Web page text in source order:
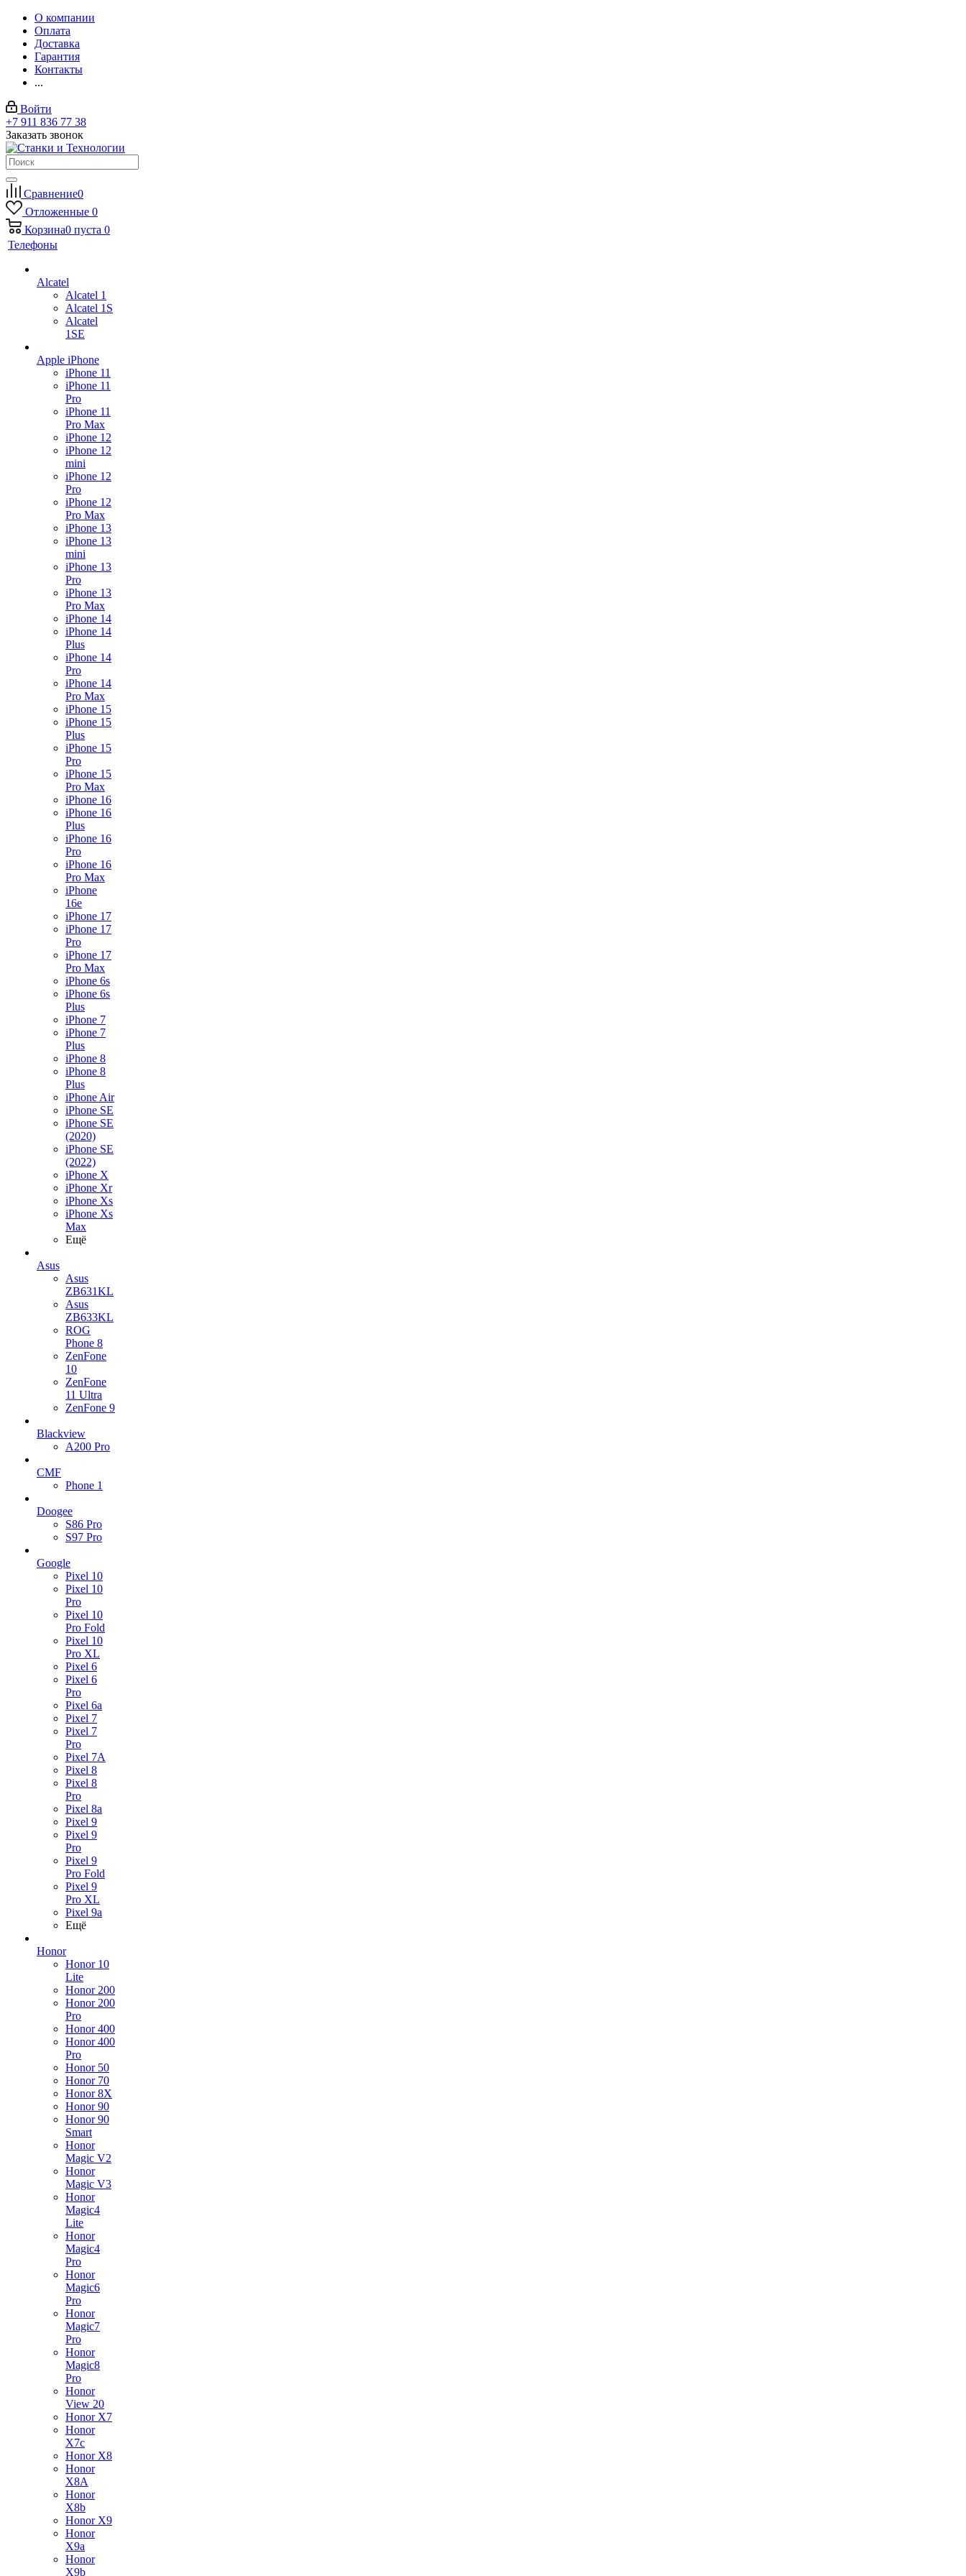
О компании
Оплата
Доставка
Гарантия
Контакты
...
Войти
+7 911 836 77 38
Заказать звонок
Сравнение0
Отложенные 0
Корзина0 пуста 0
Телефоны
Alcatel
Alcatel 1
Alcatel 1S
Alcatel
1SE
Apple iPhone
iPhone 11
iPhone 11
Pro
iPhone 11
Pro Max
iPhone 12
iPhone 12
mini
iPhone 12
Pro
iPhone 12
Pro Max
iPhone 13
iPhone 13
mini
iPhone 13
Pro
iPhone 13
Pro Max
iPhone 14
iPhone 14
Plus
iPhone 14
Pro
iPhone 14
Pro Max
iPhone 15
iPhone 15
Plus
iPhone 15
Pro
iPhone 15
Pro Max
iPhone 16
iPhone 16
Plus
iPhone 16
Pro
iPhone 16
Pro Max
iPhone
16e
iPhone 17
iPhone 17
Pro
iPhone 17
Pro Max
iPhone 6s
iPhone 6s
Plus
iPhone 7
iPhone 7
Plus
iPhone 8
iPhone 8
Plus
iPhone Air
iPhone SE
iPhone SE
(2020)
iPhone SE
(2022)
iPhone X
iPhone Xr
iPhone Xs
iPhone Xs
Max
Ещё
Asus
Asus
ZB631KL
Asus
ZB633KL
ROG
Phone 8
ZenFone
10
ZenFone
11 Ultra
ZenFone 9
Blackview
A200 Pro
CMF
Phone 1
Doogee
S86 Pro
S97 Pro
Google
Pixel 10
Pixel 10
Pro
Pixel 10
Pro Fold
Pixel 10
Pro XL
Pixel 6
Pixel 6
Pro
Pixel 6a
Pixel 7
Pixel 7
Pro
Pixel 7A
Pixel 8
Pixel 8
Pro
Pixel 8a
Pixel 9
Pixel 9
Pro
Pixel 9
Pro Fold
Pixel 9
Pro XL
Pixel 9a
Ещё
Honor
Honor 10
Lite
Honor 200
Honor 200
Pro
Honor 400
Honor 400
Pro
Honor 50
Honor 70
Honor 8X
Honor 90
Honor 90
Smart
Honor
Magic V2
Honor
Magic V3
Honor
Magic4
Lite
Honor
Magic4
Pro
Honor
Magic6
Pro
Honor
Magic7
Pro
Honor
Magic8
Pro
Honor
View 20
Honor X7
Honor
X7c
Honor X8
Honor
X8A
Honor
X8b
Honor X9
Honor
X9a
Honor
X9b